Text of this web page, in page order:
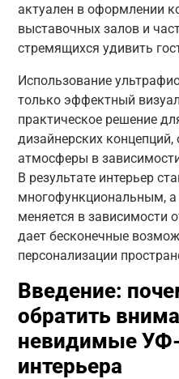
актуален в оформлении
выставочных залов и
стремящихся удивить
Использование
только эффектный
практическое решение
дизайнерских
атмосферы в
В результате интерьер
многофункциональным,
меняется в зависимости
дает бесконечные
персонализации
Введение:
обратить
невидимые
интерьера